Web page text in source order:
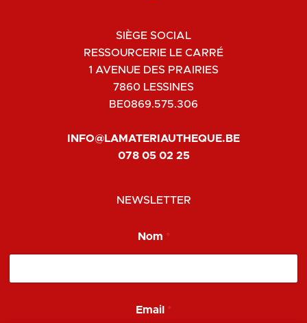
SIÈGE SOCIAL
RESSOURCERIE LE CARRÉ
1 AVENUE DES PRAIRIES
7860 LESSINES
BE0869.575.306
INFO@LAMATERIAUTHEQUE.BE
078 05 02 25
NEWSLETTER
Nom *
*
Email *